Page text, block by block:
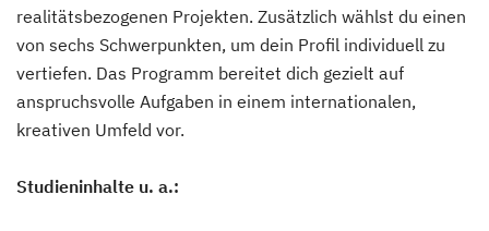
realitätsbezogenen Projekten. Zusätzlich wählst du einen
von sechs Schwerpunkten, um dein Profil individuell zu
vertiefen. Das Programm bereitet dich gezielt auf
anspruchsvolle Aufgaben in einem internationalen,
kreativen Umfeld vor.
Studieninhalte u. a.: